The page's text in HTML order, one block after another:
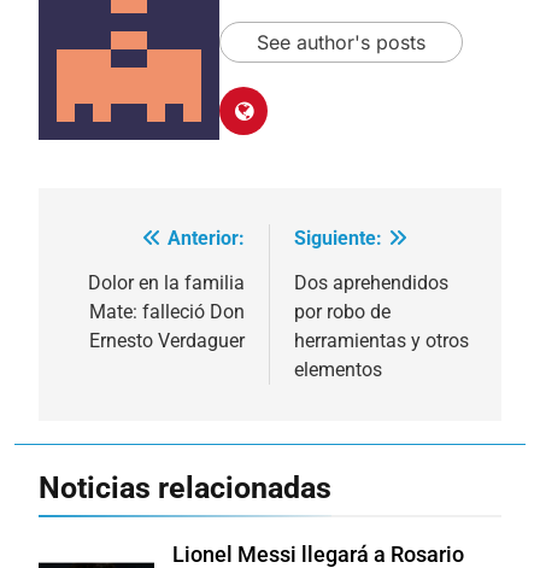
See author's posts
Navegación
de
entradas
Anterior:
Dolor en la familia
Mate: falleció Don
Ernesto Verdaguer
Siguiente:
Dos aprehendidos
por robo de
herramientas y otros
elementos
Noticias relacionadas
Lionel Messi llegará a Rosario